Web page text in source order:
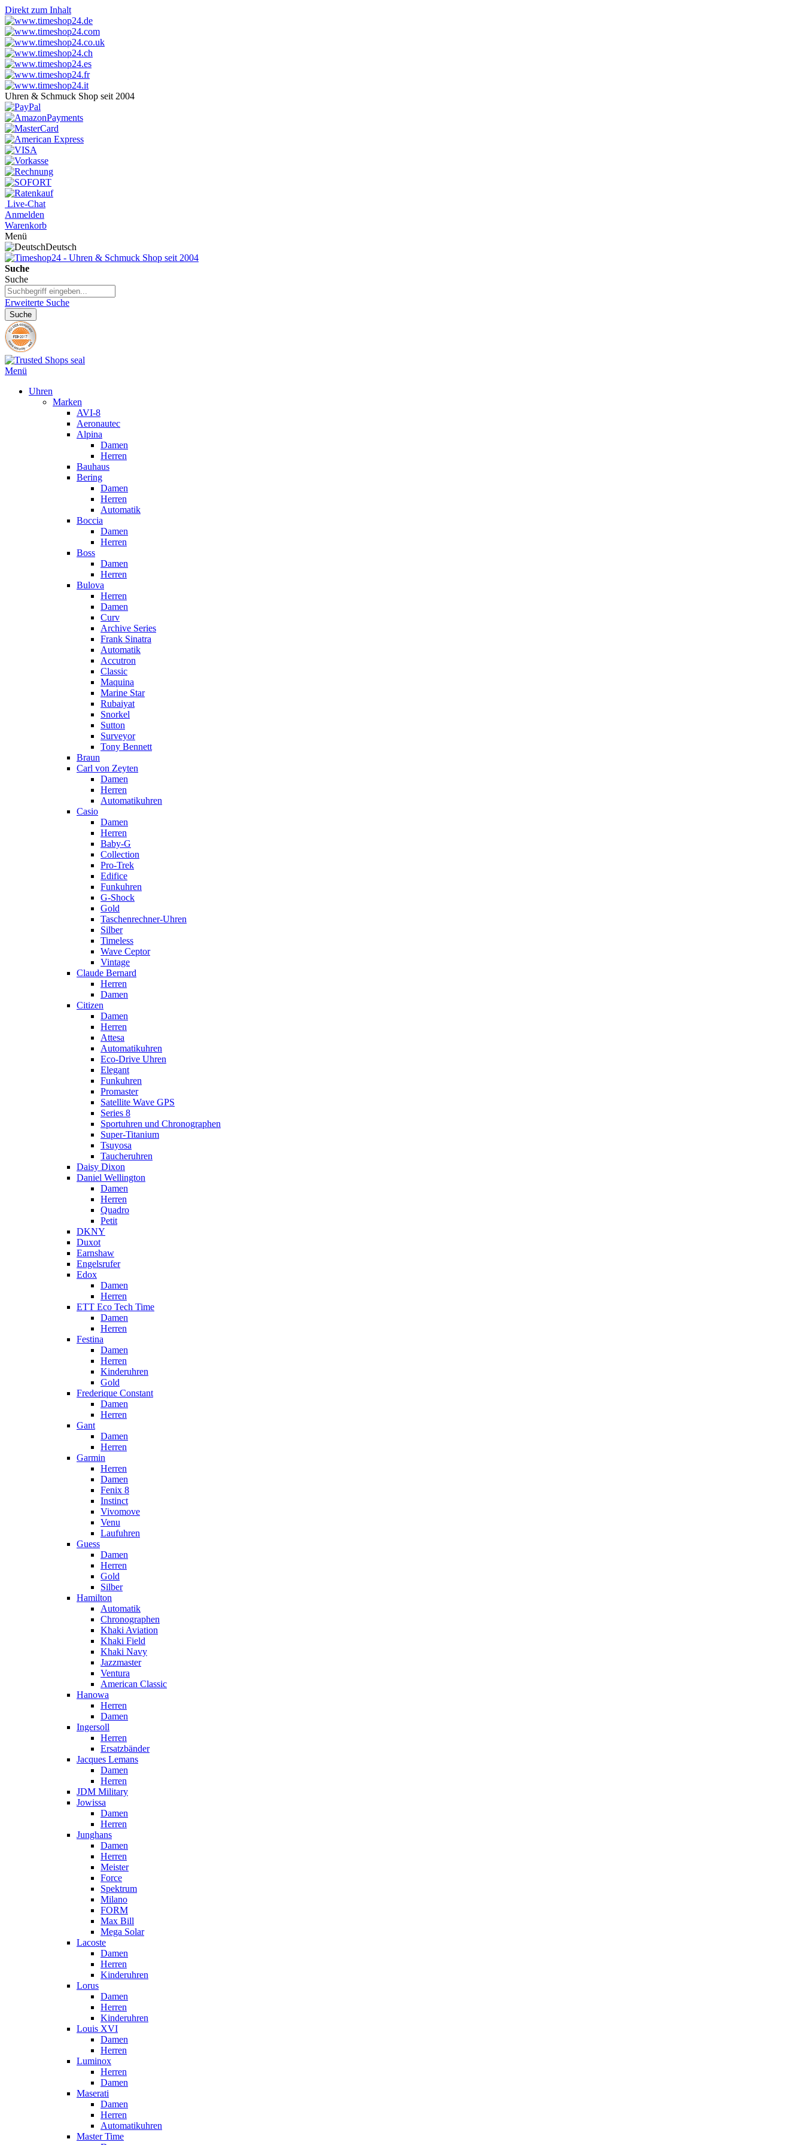
Direkt zum Inhalt
Uhren & Schmuck Shop seit 2004
Live-Chat
Anmelden
Warenkorb
Menü
Deutsch
Suche
Suche
Erweiterte Suche
Suche
Menü
Uhren
Marken
AVI-8
Aeronautec
Alpina
Damen
Herren
Bauhaus
Bering
Damen
Herren
Automatik
Boccia
Damen
Herren
Boss
Damen
Herren
Bulova
Herren
Damen
Curv
Archive Series
Frank Sinatra
Automatik
Accutron
Classic
Maquina
Marine Star
Rubaiyat
Snorkel
Sutton
Surveyor
Tony Bennett
Braun
Carl von Zeyten
Damen
Herren
Automatikuhren
Casio
Damen
Herren
Baby-G
Collection
Pro-Trek
Edifice
Funkuhren
G-Shock
Gold
Taschenrechner-Uhren
Silber
Timeless
Wave Ceptor
Vintage
Claude Bernard
Herren
Damen
Citizen
Damen
Herren
Attesa
Automatikuhren
Eco-Drive Uhren
Elegant
Funkuhren
Promaster
Satellite Wave GPS
Series 8
Sportuhren und Chronographen
Super-Titanium
Tsuyosa
Taucheruhren
Daisy Dixon
Daniel Wellington
Damen
Herren
Quadro
Petit
DKNY
Duxot
Earnshaw
Engelsrufer
Edox
Damen
Herren
ETT Eco Tech Time
Damen
Herren
Festina
Damen
Herren
Kinderuhren
Gold
Frederique Constant
Damen
Herren
Gant
Damen
Herren
Garmin
Herren
Damen
Fenix 8
Instinct
Vivomove
Venu
Laufuhren
Guess
Damen
Herren
Gold
Silber
Hamilton
Automatik
Chronographen
Khaki Aviation
Khaki Field
Khaki Navy
Jazzmaster
Ventura
American Classic
Hanowa
Herren
Damen
Ingersoll
Herren
Ersatzbänder
Jacques Lemans
Damen
Herren
JDM Military
Jowissa
Damen
Herren
Junghans
Damen
Herren
Meister
Force
Spektrum
Milano
FORM
Max Bill
Mega Solar
Lacoste
Damen
Herren
Kinderuhren
Lorus
Damen
Herren
Kinderuhren
Louis XVI
Damen
Herren
Luminox
Herren
Damen
Maserati
Damen
Herren
Automatikuhren
Master Time